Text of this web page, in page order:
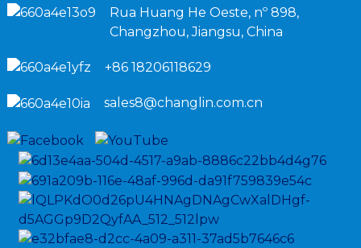
Rua Huang He Oeste, nº 898,
Changzhou, Jiangsu, China
+86 18206118629
sales8@changlin.com.cn